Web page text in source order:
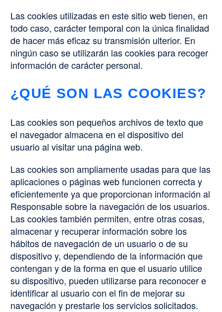
Las cookies utilizadas en este sitio web tienen, en
todo caso, carácter temporal con la única finalidad
de hacer más eficaz su transmisión ulterior. En
ningún caso se utilizarán las cookies para recoger
información de carácter personal.
¿QUÉ SON LAS COOKIES?
Las cookies son pequeños archivos de texto que
el navegador almacena en el dispositivo del
usuario al visitar una página web.
Las cookies son ampliamente usadas para que las
aplicaciones o páginas web funcionen correcta y
eficientemente ya que proporcionan información al
Responsable sobre la navegación de los usuarios.
Las cookies también permiten, entre otras cosas,
almacenar y recuperar información sobre los
hábitos de navegación de un usuario o de su
dispositivo y, dependiendo de la información que
contengan y de la forma en que el usuario utilice
su dispositivo, pueden utilizarse para reconocer e
identificar al usuario con el fin de mejorar su
navegación y prestarle los servicios solicitados.